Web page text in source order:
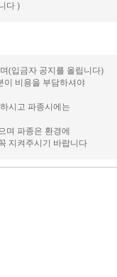
다 )
(입금자 공지를 올립니다)
이 비용을 부담하셔야
시고 파종시에는
며 파종은 환경에
지켜주시기 바랍니다